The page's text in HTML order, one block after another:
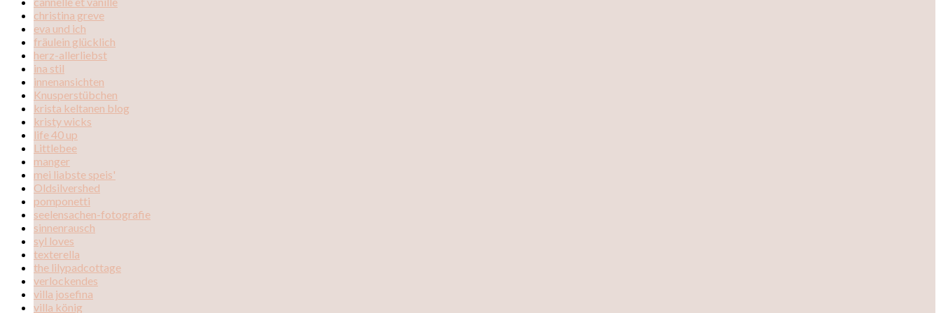
christina greve
eva und ich
fräulein glücklich
herz-allerliebst
ina stil
innenansichten
Knusperstübchen
krista keltanen blog
kristy wicks
life 40 up
Littlebee
manger
mei liabste speis'
Oldsilvershed
pomponetti
seelensachen-fotografie
sinnenrausch
syl loves
texterella
the lilypadcottage
verlockendes
villa josefina
villa könig